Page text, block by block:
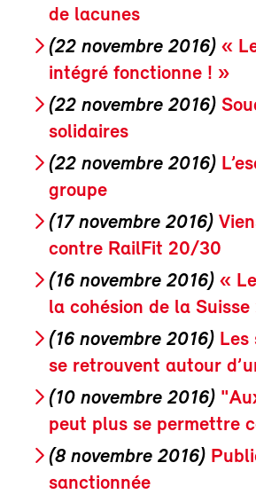
de lacunes
(22 novembre 2016) «
intégré fonctionne ! »
(22 novembre 2016)
solidaires
(22 novembre 2016)
groupe
(17 novembre 2016)
contre RailFit 20/30
(16 novembre 2016) «
la cohésion de la Suisse
(16 novembre 2016) Les
se retrouvent autour
(10 novembre 2016)
peut plus se permettre
(8 novembre 2016)
sanctionnée